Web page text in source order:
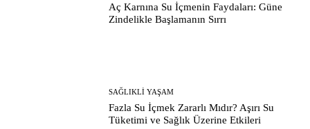
Aç Karnına Su İçmenin Faydaları: Güne
Zindelikle Başlamanın Sırrı
SAĞLIKLI YAŞAM
Fazla Su İçmek Zararlı Mıdır? Aşırı Su
Tüketimi ve Sağlık Üzerine Etkileri